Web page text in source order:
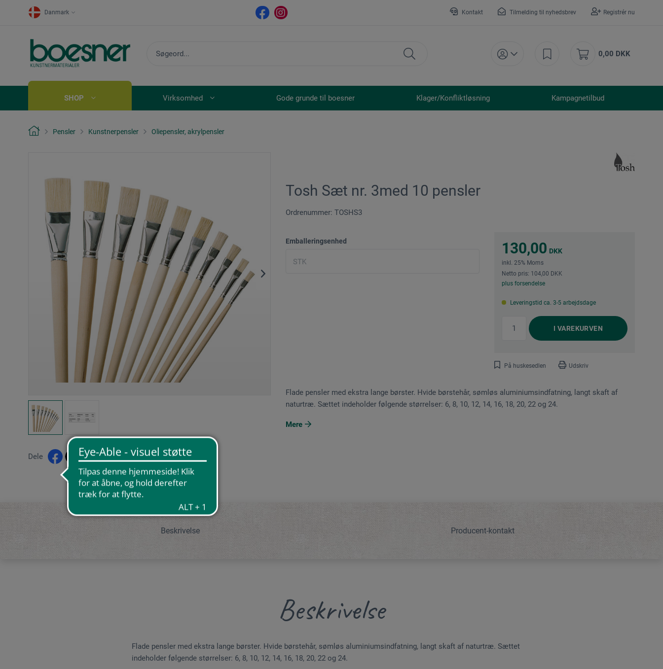
Danmark Kontakt Tilmelding til nyhedsbrev Registrér nu
0,00 DKK
SHOP Virksomhed Gode grunde til boesner Klager/Konfliktløsning Kampagnetilbud
Pensler Kunstnerpensler Oliepensler, akrylpensler
Tosh Sæt nr. 3med 10 pensler
Ordrenummer: TOSHS3
Emballeringsenhed 130,00 DKK
inkl. 25% Moms
Netto pris: 104,00 DKK
plus forsendelse
Leveringstid ca. 3-5 arbejdsdage
I VAREKURVEN
På huskesedlen Udskriv
Dele
Flade pensler med ekstra lange børster. Hvide børstehår, sømløs aluminiumsindfatning, langt skaft af
naturtræ. Sættet indeholder følgende størrelser: 6, 8, 10, 12, 14, 16, 18, 20, 22 og 24.
Mere
Beskrivelse Producent-kontakt
Beskrivelse
Flade pensler med ekstra lange børster. Hvide børstehår, sømløs aluminiumsindfatning, langt skaft af naturtræ. Sættet
indeholder følgende størrelser: 6, 8, 10, 12, 14, 16, 18, 20, 22 og 24.